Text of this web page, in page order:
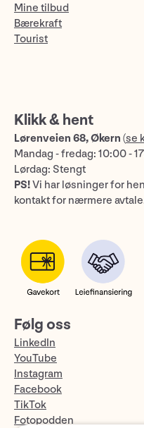
Mine tilbud
Bærekraft
Tourist
Klikk & hent
Lørenveien 68, Økern (se
Mandag - fredag: 10:00 -
Lørdag: Stengt
PS!Vi har løsninger for
kontakt for nærmere
Følg oss
LinkedIn
YouTube
Instagram
Facebook
TikTok
Fotopodden